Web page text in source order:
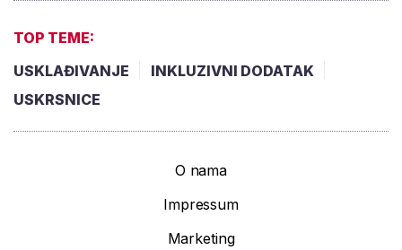
TOP TEME:
USKLAĐIVANJE
INKLUZIVNI DODATAK
USKRSNICE
O nama
Impressum
Marketing